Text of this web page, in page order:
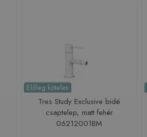
Előleg köteles
Tres Study Exclusive bidé
csaptelep, matt fehér
06212001BM